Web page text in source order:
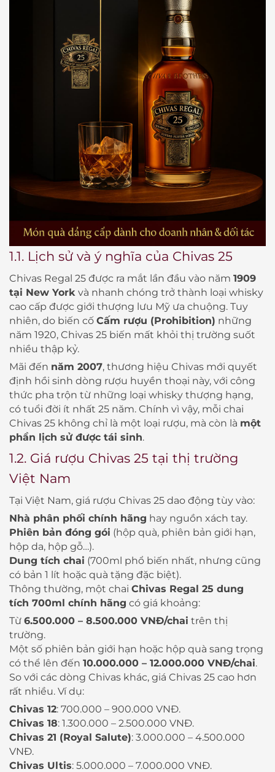
1.1. Lịch sử và ý nghĩa của Chivas 25
Chivas Regal 25 được ra mắt lần đầu vào năm 1909
tại New York và nhanh chóng trở thành loại whisky
cao cấp được giới thượng lưu Mỹ ưa chuộng. Tuy
nhiên, do biến cố Cấm rượu (Prohibition) những
năm 1920, Chivas 25 biến mất khỏi thị trường suốt
nhiều thập kỷ.
Mãi đến năm 2007, thương hiệu Chivas mới quyết
định hồi sinh dòng rượu huyền thoại này, với công
thức pha trộn từ những loại whisky thượng hạng,
có tuổi đời ít nhất 25 năm. Chính vì vậy, mỗi chai
Chivas 25 không chỉ là một loại rượu, mà còn là một
phần lịch sử được tái sinh.
1.2. Giá rượu Chivas 25 tại thị trường
Việt Nam
Tại Việt Nam, giá rượu Chivas 25 dao động tùy vào:
Nhà phân phối chính hãng hay nguồn xách tay.
Phiên bản đóng gói (hộp quà, phiên bản giới hạn,
hộp da, hộp gỗ…).
Dung tích chai (700ml phổ biến nhất, nhưng cũng
có bản 1 lít hoặc quà tặng đặc biệt).
Thông thường, một chai Chivas Regal 25 dung
tích 700ml chính hãng có giá khoảng:
Từ 6.500.000 – 8.500.000 VNĐ/chai trên thị
trường.
Một số phiên bản giới hạn hoặc hộp quà sang trọng
có thể lên đến 10.000.000 – 12.000.000 VNĐ/chai.
So với các dòng Chivas khác, giá Chivas 25 cao hơn
rất nhiều. Ví dụ:
Chivas 12: 700.000 – 900.000 VNĐ.
Chivas 18: 1.300.000 – 2.500.000 VNĐ.
Chivas 21 (Royal Salute): 3.000.000 – 4.500.000
VNĐ.
Chivas Ultis: 5.000.000 – 7.000.000 VNĐ.